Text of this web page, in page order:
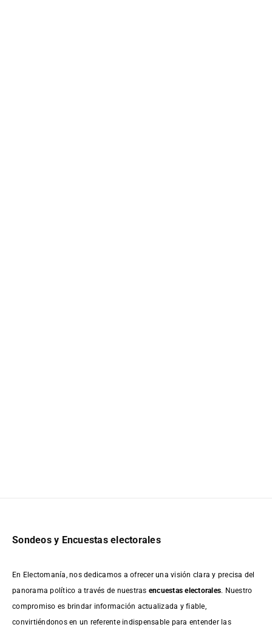
Sondeos y Encuestas electorales
En Electomanía, nos dedicamos a ofrecer una visión clara y precisa del
panorama político a través de nuestras encuestas electorales. Nuestro
compromiso es brindar información actualizada y fiable,
convirtiéndonos en un referente indispensable para entender las